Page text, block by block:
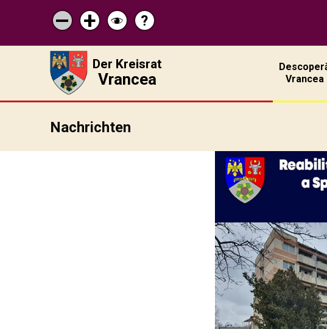
Micșorează
scrisul
Mărește
scrisul
Schimbă
contrastul
Pagina
de
ajutor
?
Der Kreisrat
Vrancea
Vrancea
Nachrichten